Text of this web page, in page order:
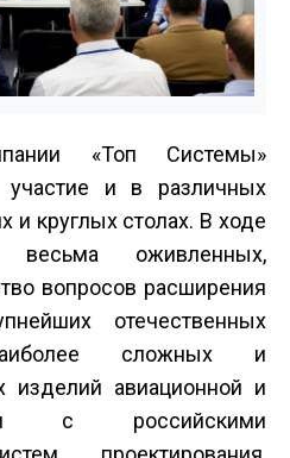
«Топ Системы»
участие и в различных
и круглых столах. В ходе
весьма оживленных,
вопросов расширения
отечественных
сложных и
изделий авиационной и
с российскими